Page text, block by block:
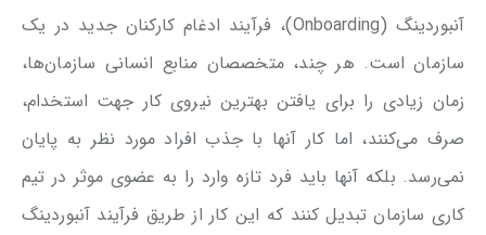
آنبوردینگ (Onboarding)، فرآیند ادغام کارکنان جدید در یک
سازمان است. هر چند، متخصصان منابع انسانی سازمان‌ها،
زمان زیادی را برای یافتن بهترین نیروی کار جهت استخدام،
صرف می‌کنند، اما کار آنها با جذب افراد مورد نظر به پایان
نمی‌رسد. بلکه آنها باید فرد تازه وارد را به عضوی موثر در تیم
کاری سازمان تبدیل کنند که این کار از طریق فرآیند آنبوردینگ